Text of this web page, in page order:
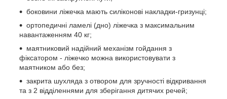
боковини ліжечка мають силіконові накладки-гризунці;
ортопедичні ламелі (дно) ліжечка з максимальним
навантаженням 40 кг;
маятниковий надійний механізм гойдання з
фіксатором - ліжечко можна використовувати з
маятником або без;
закрита шухляда з отвором для зручності відкривання
та з 2 відділеннями для зберігання дитячих речей;